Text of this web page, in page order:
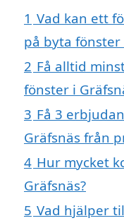
1 Vad kan ett
på byta
2 Få alltid
fönster i
3 Få 3
Gräfsnäs från
4 Hur mycket
Gräfsnäs?
5 Vad hjälper